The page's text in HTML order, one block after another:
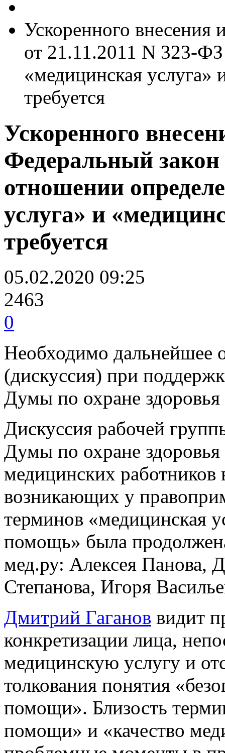
Ускоренного внесения
от 21.11.2011 N 323-
«медицинская
требуется
Ускоренного
Федеральный закон
отношении
услуга» и
требуется
05.02.2020 09:25
2463
0
Необходимо дальнейшее
(дискуссия) при
Думы по охране здоровья
Дискуссия рабочей
Думы по охране
медицинских работников
возникающих у
терминов «медицинская
помощь» была
мед.ру: Алексея Панова,
Степанова, Игоря
Дмитрий Гаганов видит
конкретизации лица,
медицинскую услугу и
толкования понятия
помощи». Близость
помощи» и «качество